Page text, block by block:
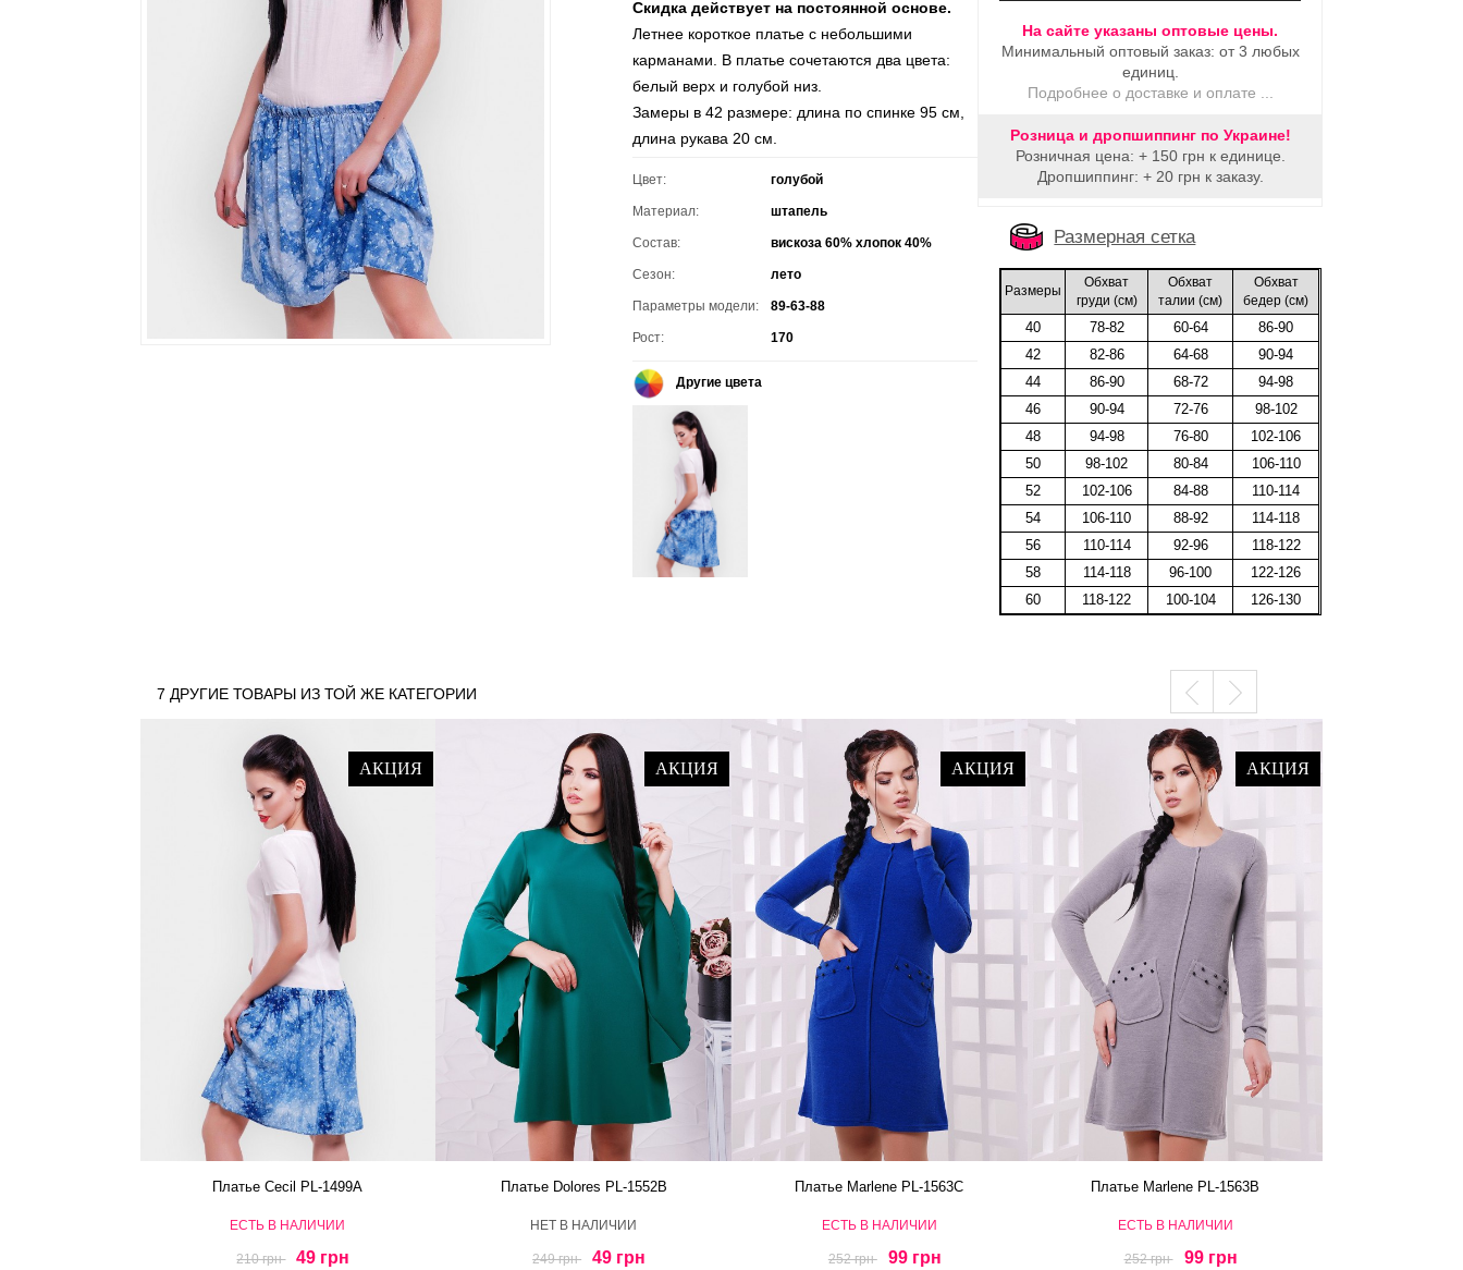
Скидка действует на постоянной основе.
Летнее короткое платье с небольшими
карманами. В платье сочетаются два цвета:
белый верх и голубой низ.
Замеры в 42 размере: длина по спинке 95 см,
длина рукава 20 см.
Цвет: голубой
Материал: штапель
Состав: вискоза 60% хлопок 40%
Сезон: лето
Параметры модели: 89-63-88
Рост: 170
Другие цвета
На сайте указаны оптовые цены.
Минимальный оптовый заказ: от 3 любых
единиц.
Подробнее о доставке и оплате ...
Розница и дропшиппинг по Украине!
Розничная цена: + 150 грн к единице.
Дропшиппинг: + 20 грн к заказу.
Размерная сетка
Размеры
Обхват
груди (cм)
Обхват
талии (cм)
Обхват
бедер (cм)
40 78-82 60-64
86-90
42
82-86 64-68
90-94
44
86-90 68-72
94-98
46
90-94 72-76
98-102
48
94-98 76-80
102-106
50
98-102 80-84
106-110
52
102-106 84-88
110-114
54
106-110 88-92
114-118
56
110-114 92-96
118-122
58
114-118 96-100
122-126
60
118-122 100-104 126-130
7 ДРУГИЕ ТОВАРЫ ИЗ ТОЙ ЖЕ КАТЕГОРИИ
АКЦИЯ
Платье Cecil PL-1499A
ЕСТЬ В НАЛИЧИИ
210 грн 49 грн
АКЦИЯ
Платье Dolores PL-1552B
HЕТ В НАЛИЧИИ
249 грн 49 грн
АКЦИЯ
Платье Marlene PL-1563C
ЕСТЬ В НАЛИЧИИ
252 грн 99 грн
АКЦИЯ
Платье Marlene PL-1563B
ЕСТЬ В НАЛИЧИИ
252 грн 99 грн